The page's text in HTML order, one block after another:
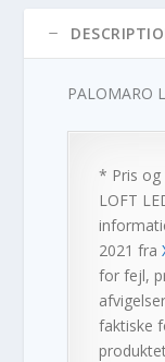
PALOMARO
* Pris
LOFT
2021 fra
for fejl,
faktiske